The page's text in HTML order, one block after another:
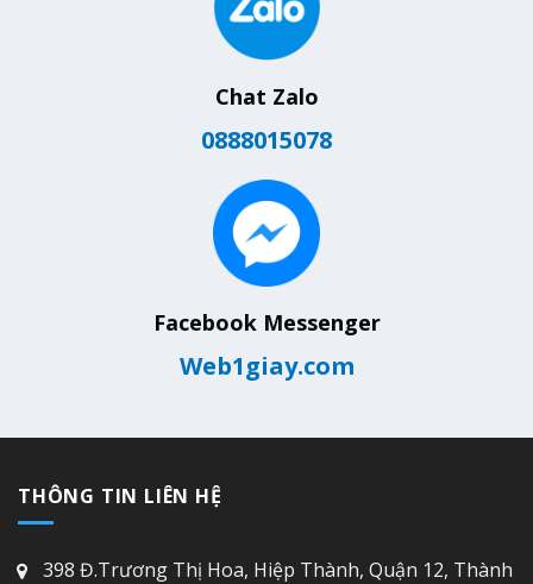
Chat Zalo
0888015078
Facebook Messenger
Web1giay.com
THÔNG TIN LIÊN HỆ
398 Đ.Trương Thị Hoa, Hiệp Thành, Quận 12, Thành